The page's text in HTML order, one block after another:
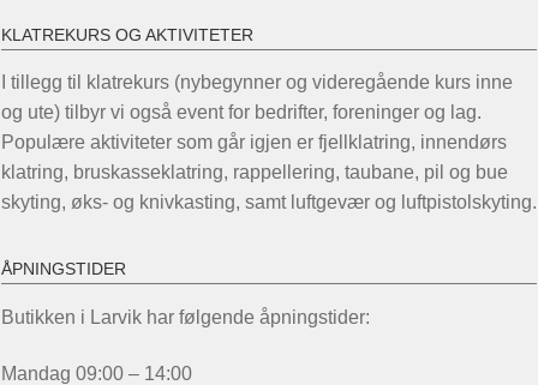
KLATREKURS OG AKTIVITETER
I tillegg til klatrekurs (nybegynner og videregående kurs inne
og ute) tilbyr vi også event for bedrifter, foreninger og lag.
Populære aktiviteter som går igjen er fjellklatring, innendørs
klatring, bruskasseklatring, rappellering, taubane, pil og bue
skyting, øks- og knivkasting, samt luftgevær og luftpistolskyting.
ÅPNINGSTIDER
Butikken i Larvik har følgende åpningstider:
Mandag 09:00 – 14:00